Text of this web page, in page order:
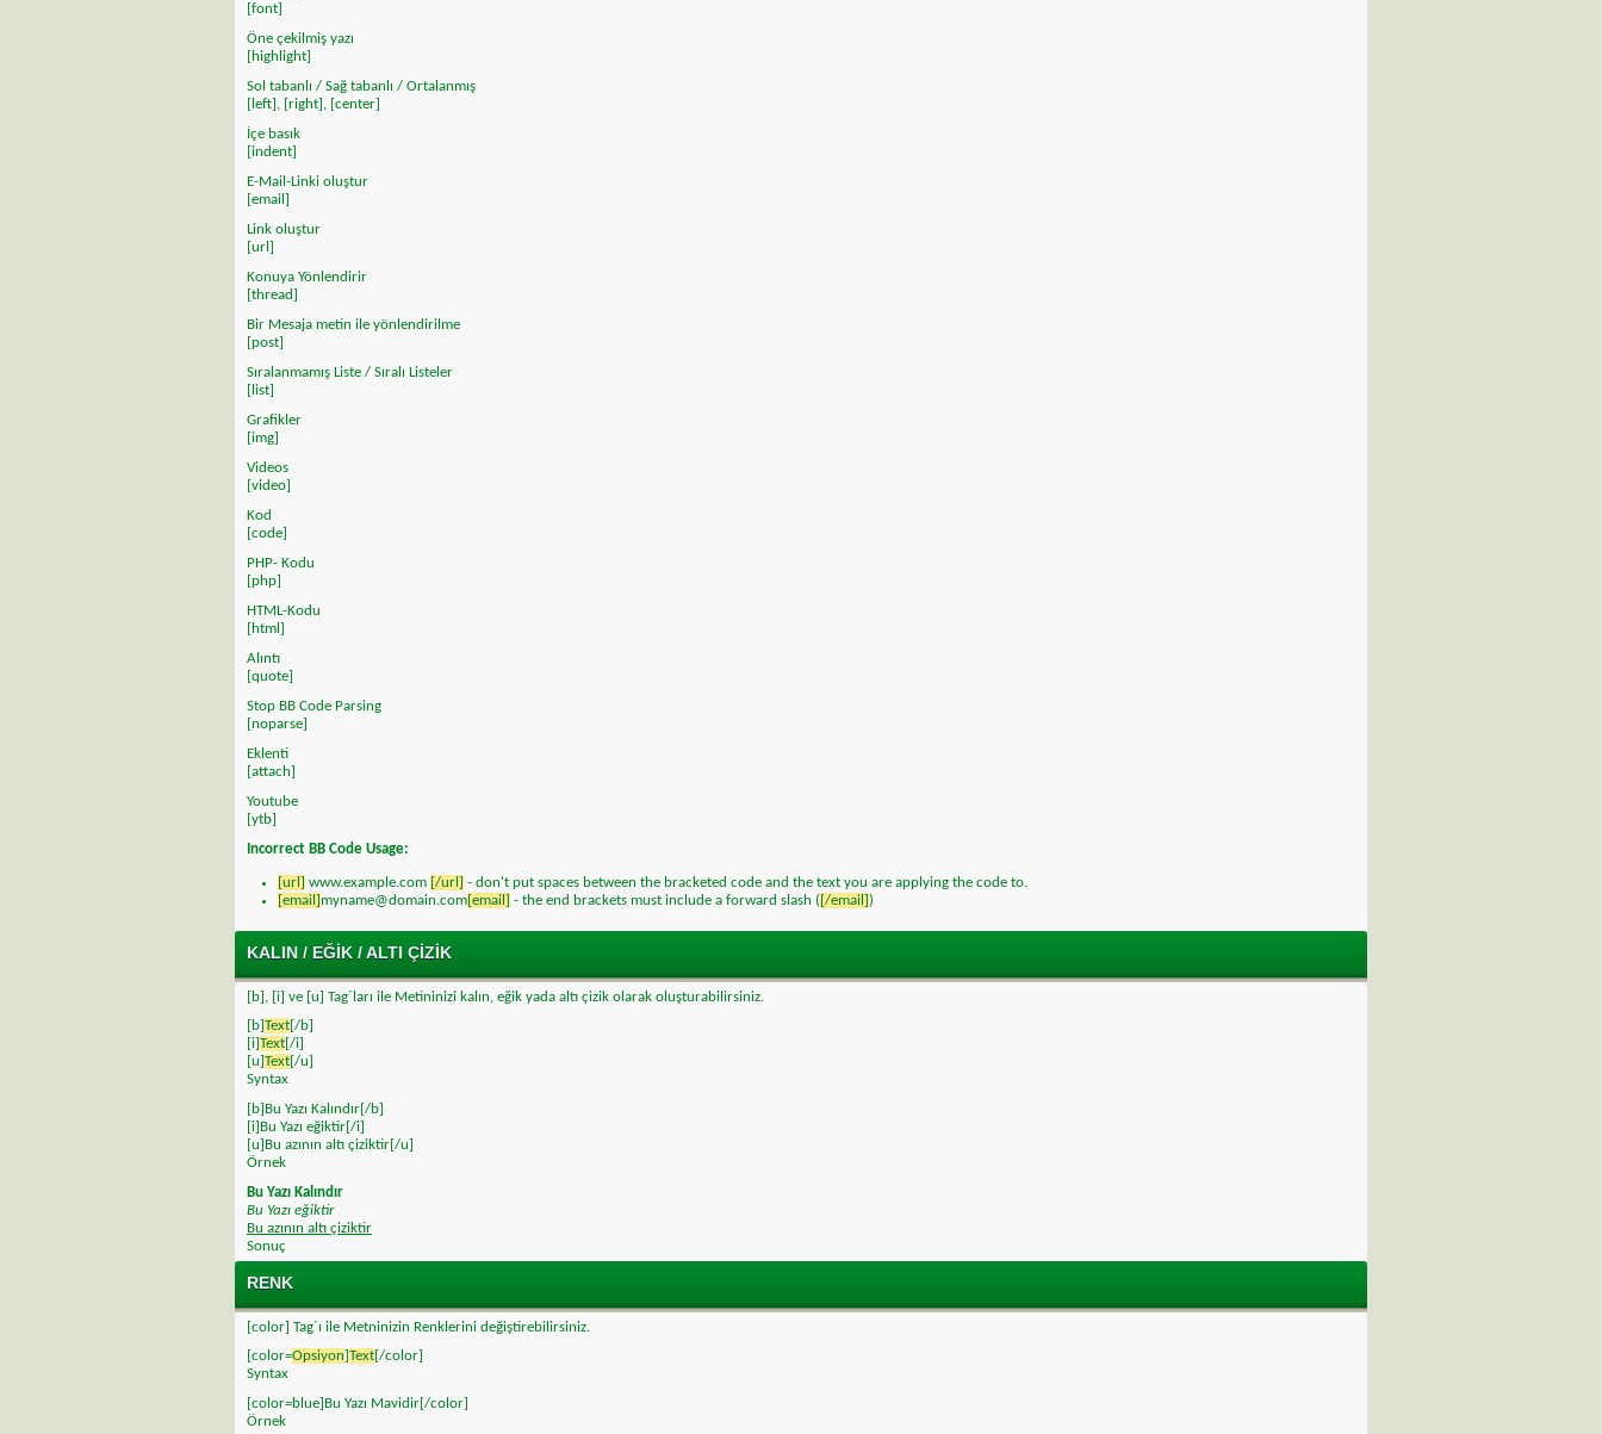
[font]
Öne çekilmiş yazı
[highlight]
Sol tabanlı / Sağ tabanlı / Ortalanmış
[left] , [right] , [center]
İçe basık
[indent]
E-Mail-Linki oluştur
[email]
Link oluştur
[url]
Konuya Yönlendirir
[thread]
Bir Mesaja metin ile yönlendirilme
[post]
Sıralanmamış Liste / Sıralı Listeler
[list]
Grafikler
[img]
Videos
[video]
Kod
[code]
PHP- Kodu
[php]
HTML-Kodu
[html]
Alıntı
[quote]
Stop BB Code Parsing
[noparse]
Eklenti
[attach]
Youtube
[ytb]
Incorrect BB Code Usage:
[url] www.example.com [/url] - don't put spaces between the bracketed code and the text you are applying the code to.
[email] myname@domain.com[email] - the end brackets must include a forward slash ([/email])
KALIN / EĞIK / ALTI ÇIZIK
[b], [i] ve [u] Tag´ları ile Metininizi kalın, eğik yada altı çizik olarak oluşturabilirsiniz.
[b]Text[/b]
[i]Text[/i]
[u]Text[/u]
Syntax
[b]Bu Yazı Kalındır[/b]
[i]Bu Yazı eğiktir[/i]
[u]Bu azının altı çiziktir[/u]
Örnek
Bu Yazı Kalındır
Bu Yazı eğiktir
Bu azının altı çiziktir
Sonuç
RENK
[color] Tag´ı ile Metninizin Renklerini değiştirebilirsiniz.
[color=Opsiyon]Text[/color]
Syntax
[color=blue]Bu Yazı Mavidir[/color]
Örnek